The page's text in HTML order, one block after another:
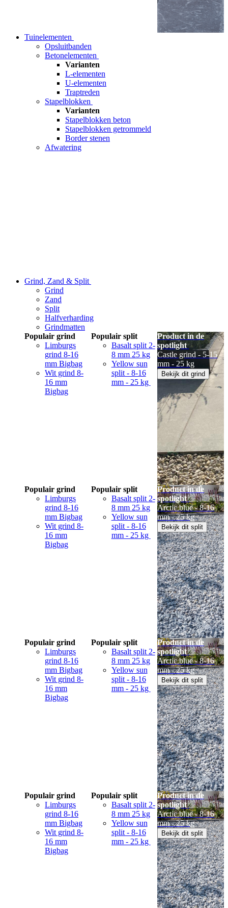
Tuinelementen
Opsluitbanden
Betonelementen
Varianten
L-elementen
U-elementen
Traptreden
Stapelblokken
Varianten
Stapelblokken beton
Stapelblokken getrommeld
Border stenen
Afwatering
Grind, Zand & Split
Grind
Zand
Split
Halfverharding
Grindmatten
Populair grind
Limburgs
grind 8-16
mm Bigbag
Wit grind 8-
16 mm
Bigbag
Populair split
Basalt split 2-
8 mm 25 kg
Yellow sun
split - 8-16
mm - 25 kg
Product in de
spotlight
Castle grind - 5-15
mm - 25 kg
Bekijk dit grind
Populair grind
Limburgs
grind 8-16
mm Bigbag
Wit grind 8-
16 mm
Bigbag
Populair split
Basalt split 2-
8 mm 25 kg
Yellow sun
split - 8-16
mm - 25 kg
Product in de
spotlight
Arctic blue - 8-16
mm - 25 kg
Bekijk dit split
Populair grind
Limburgs
grind 8-16
mm Bigbag
Wit grind 8-
16 mm
Bigbag
Populair split
Basalt split 2-
8 mm 25 kg
Yellow sun
split - 8-16
mm - 25 kg
Product in de
spotlight
Arctic blue - 8-16
mm - 25 kg
Bekijk dit split
Populair grind
Limburgs
grind 8-16
mm Bigbag
Wit grind 8-
16 mm
Bigbag
Populair split
Basalt split 2-
8 mm 25 kg
Yellow sun
split - 8-16
mm - 25 kg
Product in de
spotlight
Arctic blue - 8-16
mm - 25 kg
Bekijk dit split